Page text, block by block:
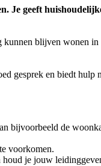
Je geeft
blijven wonen
gesprek en biedt
bijvoorbeeld de
voorkomen.
je jouw